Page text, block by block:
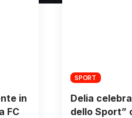
in
FC
SPORT
Delia
dello Sport”